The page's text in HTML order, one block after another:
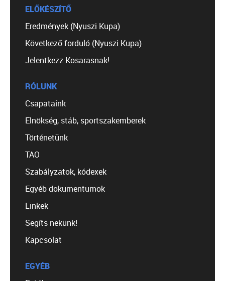
ELŐKÉSZÍTŐ
Eredmények (Nyuszi Kupa)
Következő forduló (Nyuszi Kupa)
Jelentkezz Kosarasnak!
RÓLUNK
Csapataink
Elnökség, stáb, sportszakemberek
Történetünk
TAO
Szabályzatok, kódexek
Egyéb dokumentumok
Linkek
Segíts nekünk!
Kapcsolat
EGYÉB